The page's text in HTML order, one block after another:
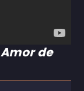
Amor de